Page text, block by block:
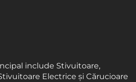
include Stivuitoare,
Electrice și Cărucioare